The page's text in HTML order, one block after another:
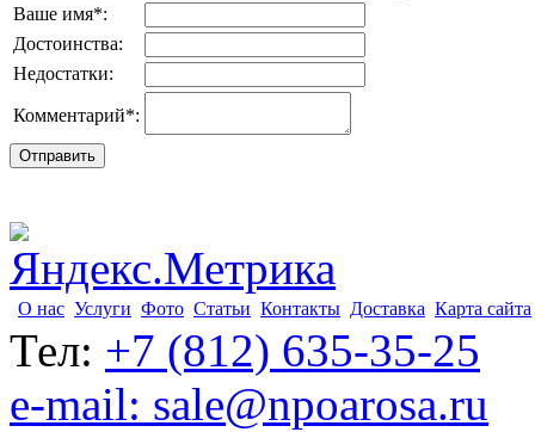
Ваше имя*:
Достоинства:
Недостатки:
Комментарий*:
О нас Услуги Фото Статьи Контакты Доставка Карта сайта
Тел: +7 (812) 635-35-25
e-mail: sale@npoarosa.ru